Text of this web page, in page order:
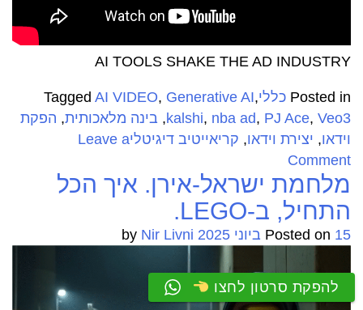
AI TOOLS SHAKE THE AD INDUSTRY
Posted in כללי Tagged AI VIDEO, Generative AI,
kalshi, nba ad, PJ Ace, Veo3
, בינה מלאכותית, הפקת
וידאו, יצירת וידאו, קריאייטיב דיגיטליLeave a
Comment
ראיתם
את
הפרסומת
שנוצרה
ב-
AI
מלחמת ישראל-אירן. איך הכל
התחיל, ב-LEGO.
Posted on 15 ביוני 2025 Nir Livni
להפקת סרטון לחצו